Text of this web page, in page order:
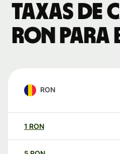
Taxas de
RON
RON
1 RON